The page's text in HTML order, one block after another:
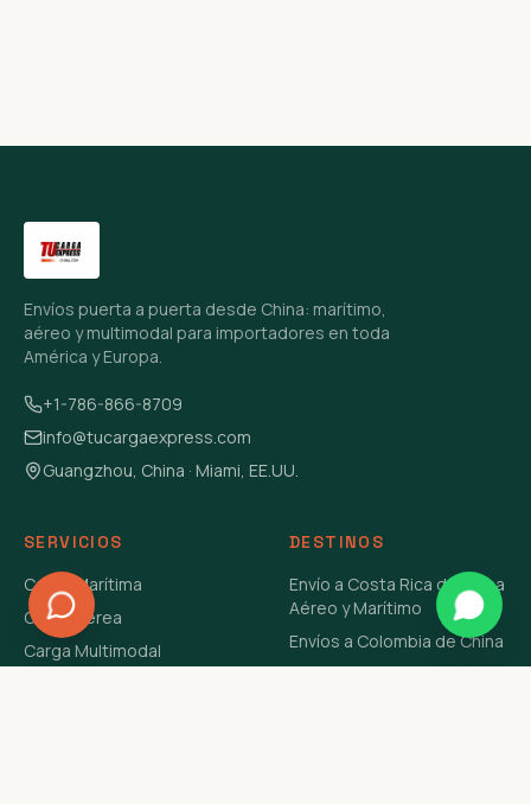
Envíos puerta a puerta desde China: marítimo,
aéreo y multimodal para importadores en toda
América y Europa.
+1-786-866-8709
info@tucargaexpress.com
Guangzhou, China · Miami, EE.UU.
SERVICIOS
Carga Marítima
Carga Aérea
Carga Multimodal
DESTINOS
Envío a Costa Rica de China
Aéreo y Marítimo
Envíos a Colombia de China